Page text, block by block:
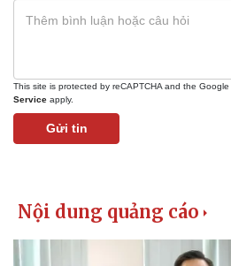
This site is protected by reCAPTCHA and the Google
Service apply.
Gửi tin